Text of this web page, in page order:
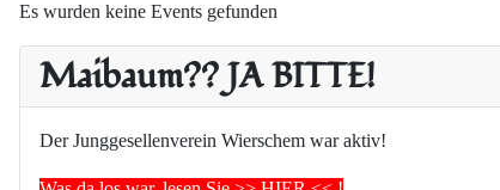
Maibaum?? JA BITTE!
Der Junggesellenverein Wierschem war aktiv!
Es wurden keine Events gefunden